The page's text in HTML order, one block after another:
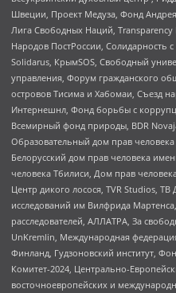
Швеции, Проект Медуза, Фонд
Лига Свободных Наций,
Народов ПостРоссии, Солидарность
Solidarus, КрымSOS, Свободный
управления, Форум гражданского
островов Тисима и Хабомаи, Съезд
Интернешнл, Фонд борьбы с
Всемирный фонд природы, BDR
Образовательный дом прав
Белорусский дом прав человека
человека Тбилиси, Дом прав
Центр дикого лосося, TVR Studios,
исследований им Вилфрида
расследователей, АЛЛАТРА, За
UnKremlin, Международная
Финланд, Гудзоновский институт,
Комитет-2024, Центрально-
восточноевропейских и